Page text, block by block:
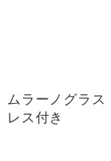
ムラーノグラ
レス付き